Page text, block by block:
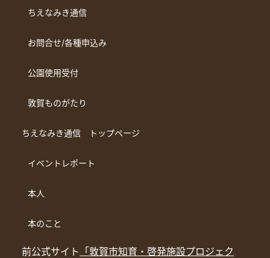
ちえなみき通信
お問合せ/各種申込み
公園使用受付
敦賀ものがたり
ちえなみき通信 トップページ
イベントレポート
本人
本のこと
前公式サイト 「敦賀市知育・啓発施設プロジェク